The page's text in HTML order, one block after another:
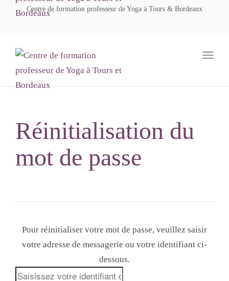
Centre de formation professeur de Yoga à Tours & Bordeaux
Réinitialisation du
mot de passe
Pour réinitialiser votre mot de passe, veuillez saisir
votre adresse de messagerie ou votre identifiant ci-
dessous.